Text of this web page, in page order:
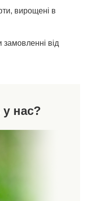
вирощені в
від
нас?